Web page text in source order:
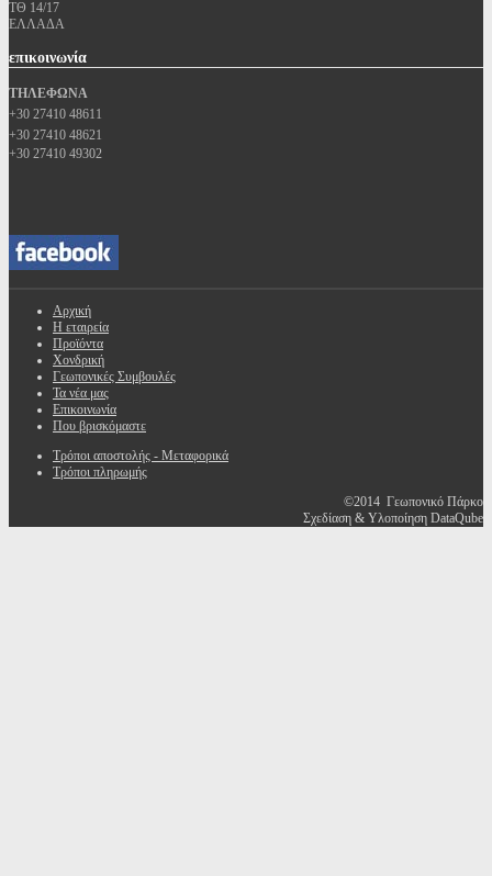
ΤΘ 14/17
ΕΛΛΑΔΑ
επικοινωνία
ΤΗΛΕΦΩΝΑ
+30 27410 48611
+30 27410 48621
+30 27410 49302
Αρχική
Η εταιρεία
Προϊόντα
Χονδρική
Γεωπονικές Συμβουλές
Τα νέα μας
Επικοινωνία
Που βρισκόμαστε
Τρόποι αποστολής - Μεταφορικά
Τρόποι πληρωμής
©2014 Γεωπονικό Πάρκο
Σχεδίαση & Υλοποίηση DataQube